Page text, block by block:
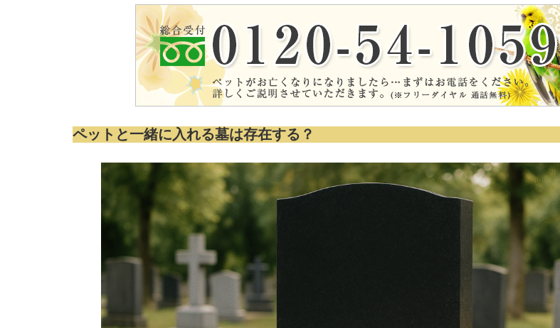
ペットと一緒に入れる墓は存在する？